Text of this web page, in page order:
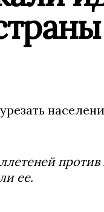
ее.